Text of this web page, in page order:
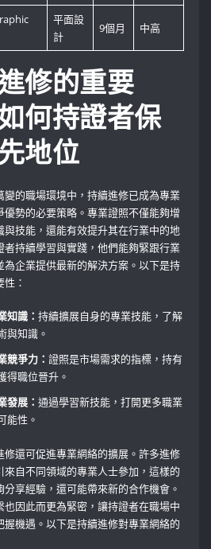
平面設
計
9個月 中高
修的重要
何持證者保
地位
變的職場環境中，持續進修已成為專業
優勢的必要策略。專業證照不僅能夠增
與技能，還能有效提升其在行業中的地
者持續學習與實踐，他們能夠緊跟行業
為企業提供最新的解決方案。以下是持
：
知識：持續擴展自身的專業技能，了解
與知識。
競爭力：證照是市場需求的指標，持有
得職位晉升。
發展：通過學習新技能，打開更多職業
能性。
修還可促進專業網絡的擴展。許多進修
來自不同領域的專業人士參加，這樣的
分享經驗，還可能帶來新的合作機會。
也因此而更為緊密，讓持證者在職場中
握機遇。以下是持續進修對專業網絡的